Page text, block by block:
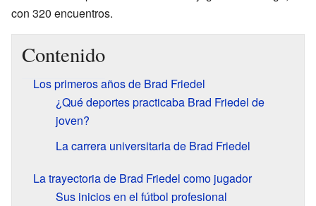
con 320 encuentros.
Contenido
Los primeros años de Brad Friedel
¿Qué deportes practicaba Brad Friedel de
joven?
La carrera universitaria de Brad Friedel
La trayectoria de Brad Friedel como jugador
Sus inicios en el fútbol profesional